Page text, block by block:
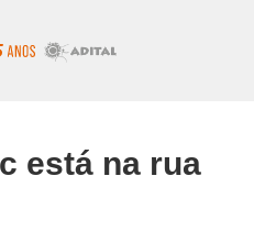
está na rua